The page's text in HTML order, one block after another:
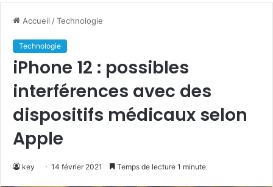
Accueil /Technologie
Technologie
iPhone 12 : possibles
interférences avec des
dispositifs médicaux selon
Apple
key 14 février 2021 Temps de lecture 1 minute